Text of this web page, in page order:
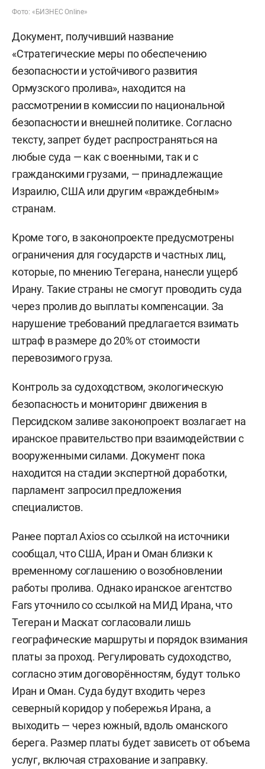
Фото: «БИЗНЕС Online»
Документ, получивший название
«Стратегические меры по обеспечению
безопасности и устойчивого развития
Ормузского пролива», находится на
рассмотрении в комиссии по национальной
безопасности и внешней политике. Согласно
тексту, запрет будет распространяться на
любые суда — как с военными, так и с
гражданскими грузами, — принадлежащие
Израилю, США или другим «враждебным»
странам.
Кроме того, в законопроекте предусмотрены
ограничения для государств и частных лиц,
которые, по мнению Тегерана, нанесли ущерб
Ирану. Такие страны не смогут проводить суда
через пролив до выплаты компенсации. За
нарушение требований предлагается взимать
штраф в размере до 20% от стоимости
перевозимого груза.
Контроль за судоходством, экологическую
безопасность и мониторинг движения в
Персидском заливе законопроект возлагает на
иранское правительство при взаимодействии с
вооруженными силами. Документ пока
находится на стадии экспертной доработки,
парламент запросил предложения
специалистов.
Ранее портал Axios со ссылкой на источники
сообщал, что США, Иран и Оман близки к
временному соглашению о возобновлении
работы пролива. Однако иранское агентство
Fars уточнило со ссылкой на МИД Ирана, что
Тегеран и Маскат согласовали лишь
географические маршруты и порядок взимания
платы за проход. Регулировать судоходство,
согласно этим договорённостям, будут только
Иран и Оман. Суда будут входить через
северный коридор у побережья Ирана, а
выходить — через южный, вдоль оманского
берега. Размер платы будет зависеть от объема
услуг, включая страхование и заправку.